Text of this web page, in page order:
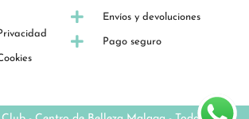
Envíos y devoluciones
Pago seguro